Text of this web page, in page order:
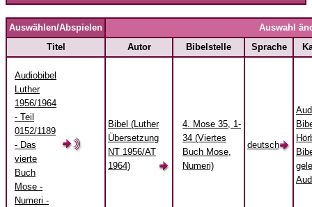
Auswählen/Abspielen
Auswahl
Titel
Autor Bibelstelle Sprache
Audiobibel
Luther
1956/1964
- Teil
0152/1189
- Das
vierte
Buch
Mose -
Numeri -
Bibel (Luther
Übersetzung
NT 1956/AT
1964)
4. Mose 35, 1-
34 (Viertes
Buch Mose,
Numeri)
deutsch